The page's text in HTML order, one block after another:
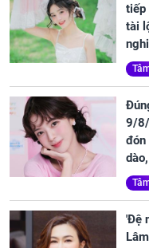
tiếp
tài
9/8/
đón
'Đệ